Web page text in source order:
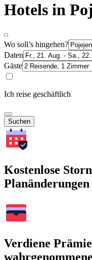
Hotels in
Wo soll’s hingehen?
Daten
Gäste
Ich reise geschäftlich
Suchen
Kostenlose
Planänderungen
Verdiene